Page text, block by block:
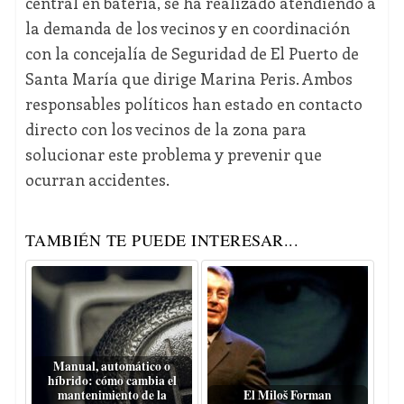
la demanda de los vecinos y en coordinación
con la concejalía de Seguridad de El Puerto de
Santa María que dirige Marina Peris. Ambos
responsables políticos han estado en contacto
directo con los vecinos de la zona para
solucionar este problema y prevenir que
ocurran accidentes.
TAMBIÉN TE PUEDE INTERESAR...
Manual, automático o
híbrido: cómo cambia el
mantenimiento de la
El Miloš Forman